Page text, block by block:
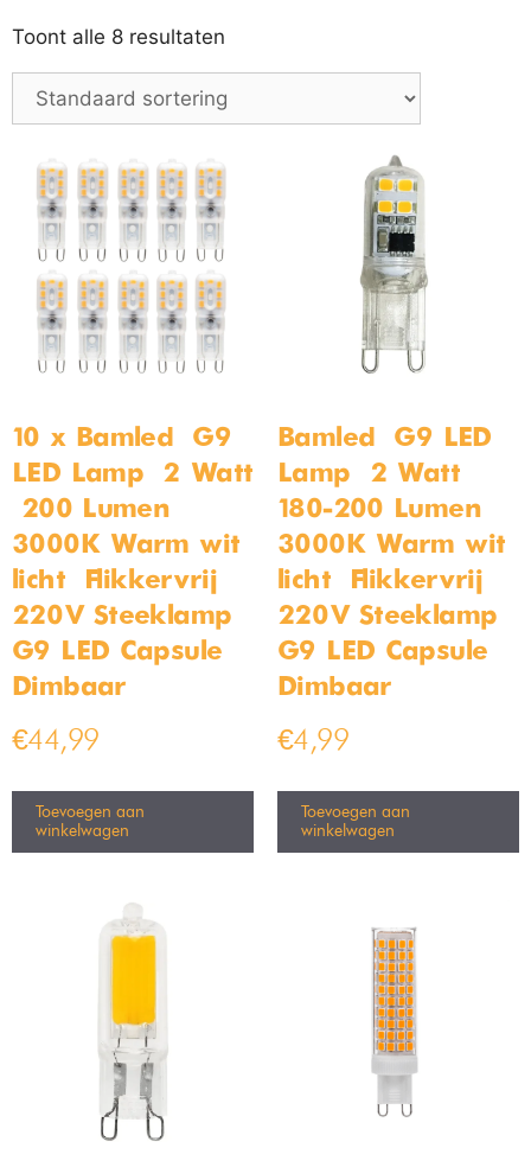
Toont alle 8 resultaten
10 x Bamled – G9
LED Lamp – 2 Watt
– 200 Lumen –
3000K Warm wit
licht – Flikkervrij –
220V Steeklamp –
G9 LED Capsule –
Dimbaar
€44,99
Toevoegen aan
winkelwagen
Bamled – G9 LED
Lamp – 2 Watt –
180-200 Lumen –
3000K Warm wit
licht – Flikkervrij –
220V Steeklamp –
G9 LED Capsule –
Dimbaar
€4,99
Toevoegen aan
winkelwagen